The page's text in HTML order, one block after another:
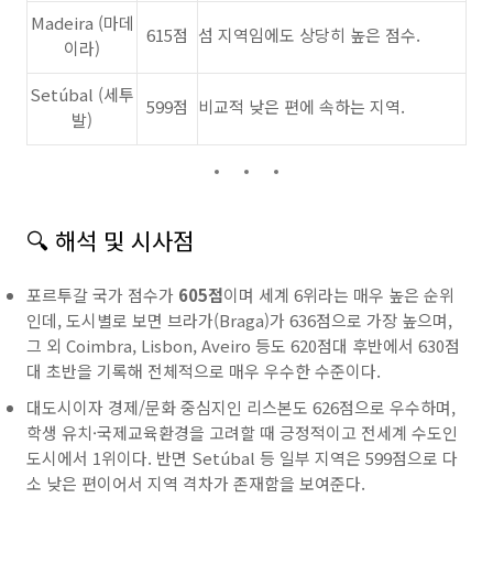
Madeira (마데
이라)
615점 섬 지역임에도 상당히 높은 점수.
Setúbal (세투
발)
599점 비교적 낮은 편에 속하는 지역.
🔍 해석 및 시사점
포르투갈 국가 점수가 605점이며 세계 6위라는 매우 높은 순위
인데, 도시별로 보면 브라가(Braga)가 636점으로 가장 높으며,
그 외 Coimbra, Lisbon, Aveiro 등도 620점대 후반에서 630점
대 초반을 기록해 전체적으로 매우 우수한 수준이다.
대도시이자 경제/문화 중심지인 리스본도 626점으로 우수하며,
학생 유치·국제교육환경을 고려할 때 긍정적이고 전세계 수도인
도시에서 1위이다. 반면 Setúbal 등 일부 지역은 599점으로 다
소 낮은 편이어서 지역 격차가 존재함을 보여준다.